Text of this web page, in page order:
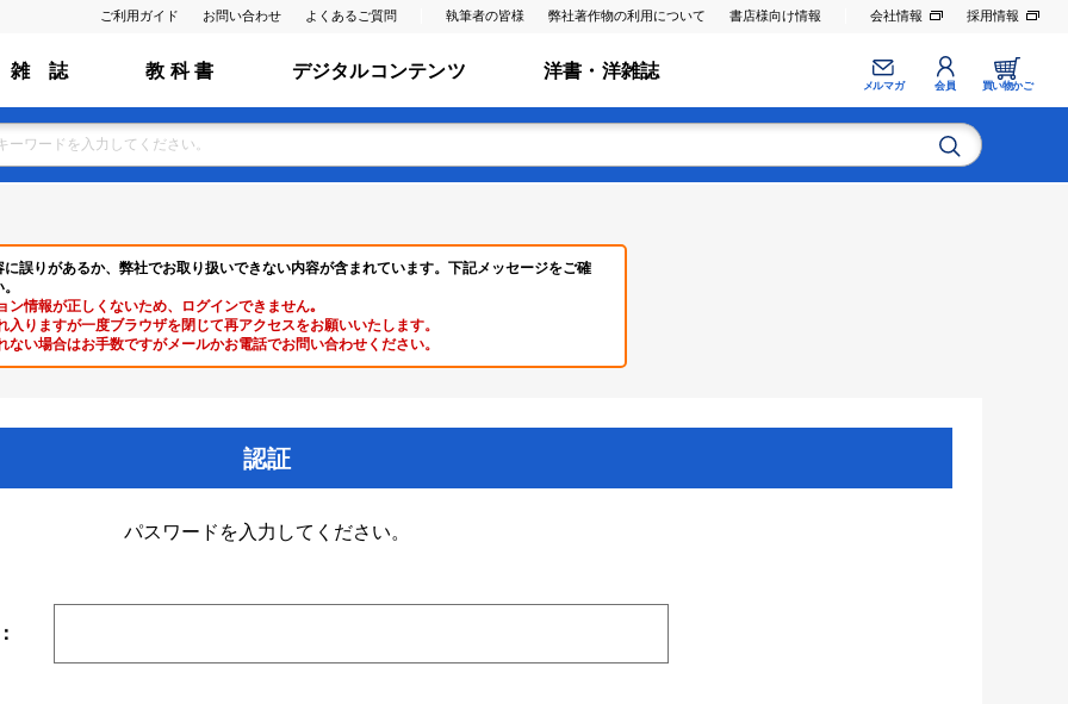
ご利用ガイド お問い合わせ よくあるご質問 執筆者の皆様 弊社著作物の利用について 書店様向け情報 会社情報 採用情報
雑 誌 教 科 書 デジタルコンテンツ 洋書・洋雑誌
メルマガ 会員 買い物かご
誤りがあるか、弊社でお取り扱いできない内容が含まれています。下記メッセージをご確
ン情報が正しくないため、ログインできません｡
入りますが一度ブラウザを閉じて再アクセスをお願いいたします。
ない場合はお手数ですがメールかお電話でお問い合わせください。
認証
パスワードを入力してください。